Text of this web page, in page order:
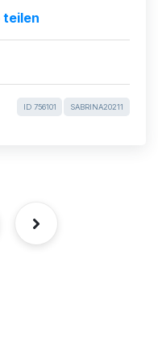
teilen
ID 756101 SABRINA20211